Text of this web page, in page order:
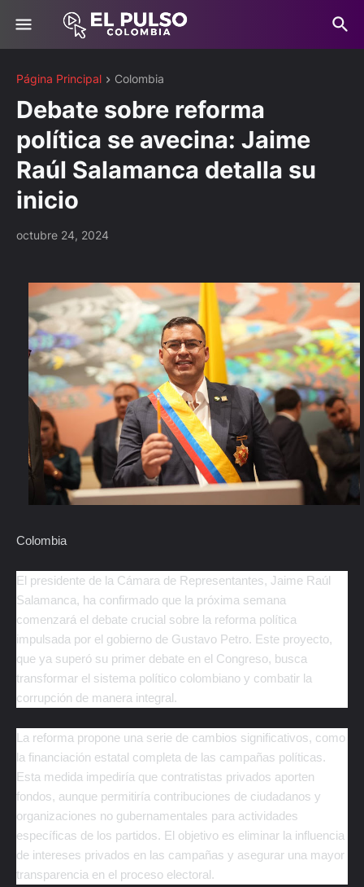
Página Principal Colombia
Debate sobre reforma
política se avecina: Jaime
Raúl Salamanca detalla su
inicio
octubre 24, 2024
Colombia
El presidente de la Cámara de Representantes, Jaime Raúl
Salamanca, ha confirmado que la próxima semana
comenzará el debate crucial sobre la reforma política
impulsada por el gobierno de Gustavo Petro. Este proyecto,
que ya superó su primer debate en el Congreso, busca
transformar el sistema político colombiano y combatir la
corrupción de manera integral.
La reforma propone una serie de cambios significativos, como
la financiación estatal completa de las campañas políticas.
Esta medida impediría que contratistas privados aporten
fondos, aunque permitiría contribuciones de ciudadanos y
organizaciones no gubernamentales para actividades
específicas de los partidos. El objetivo es eliminar la influencia
de intereses privados en las campañas y asegurar una mayor
transparencia en el proceso electoral.